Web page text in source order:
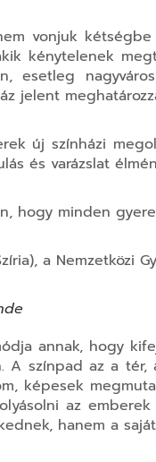
vonjuk
kénytelenek
esetleg
jelent
új színházi
és varázslat
hogy minden
a Nemzetközi
annak, hogy
A színpad az a
képesek
az
hanem a